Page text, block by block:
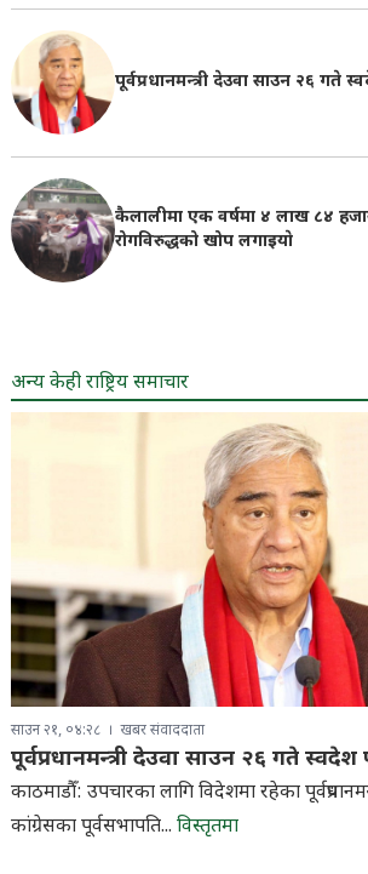
पूर्वप्रधानमन्त्री देउवा साउन २६ गते
कैलालीमा एक वर्षमा ४ लाख ८४
रोगविरुद्धको खोप लगाइयाे
अन्य केही राष्ट्रिय समाचार
साउन २१, ०४:२८ खबर संवाददाता
पूर्वप्रधानमन्त्री देउवा साउन २६ गते स्वदेश
काठमाडौँ: उपचारका लागि विदेशमा रहेका
कांग्रेसका पूर्वसभापति... विस्तृतमा